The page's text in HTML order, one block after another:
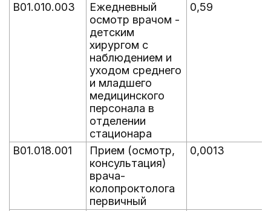
B01.010.003
Ежедневный
осмотр врачом -
детским
хирургом с
наблюдением и
уходом среднего
и младшего
медицинского
персонала в
отделении
стационара
0,59
B01.018.001
Прием (осмотр,
консультация)
врача-
колопроктолога
первичный
0,0013